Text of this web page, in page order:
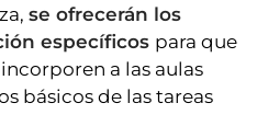
se ofrecerán los
específicos para que
a las aulas
básicos de las tareas